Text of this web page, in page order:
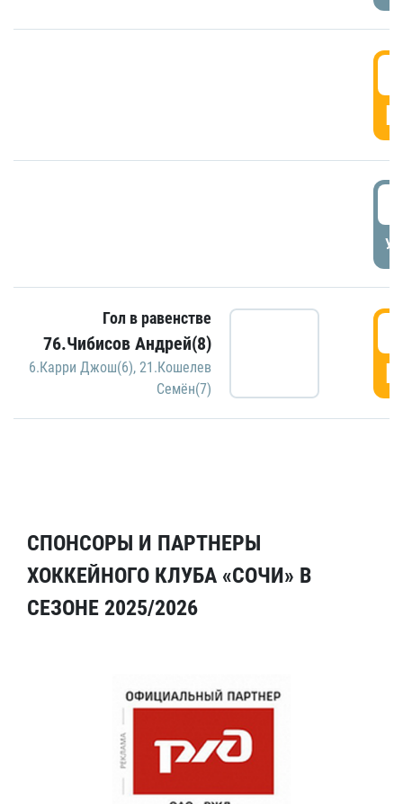
Гол в равенстве
76.Чибисов Андрей(8)
6.Карри Джош(6), 21.Кошелев
Семён(7)
СПОНСОРЫ И ПАРТНЕРЫ
ХОККЕЙНОГО КЛУБА «СОЧИ» В
СЕЗОНЕ 2025/2026